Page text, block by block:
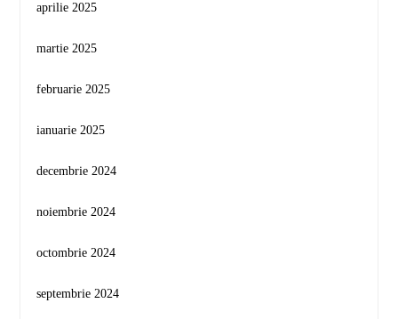
aprilie 2025
martie 2025
februarie 2025
ianuarie 2025
decembrie 2024
noiembrie 2024
octombrie 2024
septembrie 2024